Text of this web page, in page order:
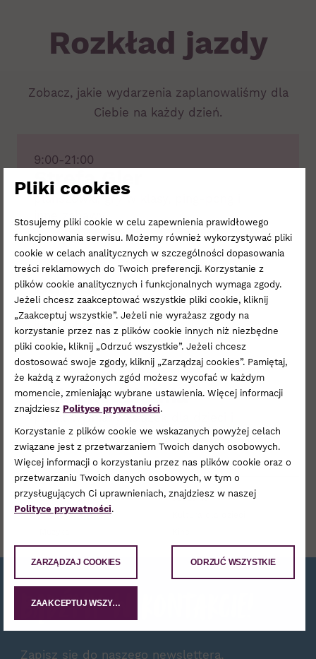
Rozkład jazdy
Zobacz, jakie wydarzenia zaplanowaliśmy dla
Ciebie na każdy dzień.
9:00-21:00
Strefa Gier
planszówki, gry w klasy, ping-pong i
inne zabawy
9:00-21:00
Bulodrom
planszówki, gry w klasy, ping-pong i
inne zabawy
9:00-21:00
Ksiażkodzielnia
punkt wymiany książek dla dzieci i
dorosłych
Sporty wodne
Jedzenie
Gry
Bądźmy w kontakcie!
Zapisz się do naszego newslettera,
Pliki cookies
Stosujemy pliki cookie w celu zapewnienia prawidłowego
funkcjonowania serwisu. Możemy również wykorzystywać pliki
cookie w celach analitycznych w szczególności dopasowania
treści reklamowych do Twoich preferencji. Korzystanie z
plików cookie analitycznych i funkcjonalnych wymaga zgody.
Jeżeli chcesz zaakceptować wszystkie pliki cookie, kliknij
„Zaakceptuj wszystkie”. Jeżeli nie wyrażasz zgody na
korzystanie przez nas z plików cookie innych niż niezbędne
pliki cookie, kliknij „Odrzuć wszystkie”. Jeżeli chcesz
dostosować swoje zgody, kliknij „Zarządzaj cookies”. Pamiętaj,
że każdą z wyrażonych zgód możesz wycofać w każdym
momencie, zmieniając wybrane ustawienia. Więcej informacji
znajdziesz Polityce prywatności.
Korzystanie z plików cookie we wskazanych powyżej celach
związane jest z przetwarzaniem Twoich danych osobowych.
Więcej informacji o korzystaniu przez nas plików cookie oraz o
przetwarzaniu Twoich danych osobowych, w tym o
przysługujących Ci uprawnieniach, znajdziesz w naszej
Polityce prywatności.
ZARZĄDZAJ COOKIES ODRZUĆ WSZYSTKIE
ZAAKCEPTUJ WSZYSTKIE